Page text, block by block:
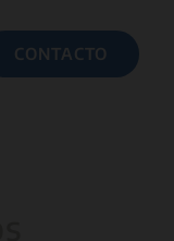
CONTACTO